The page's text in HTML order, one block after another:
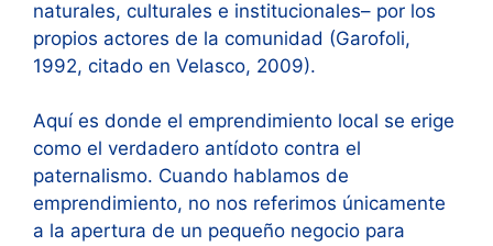
naturales, culturales e institucionales– por los
propios actores de la comunidad (Garofoli,
1992, citado en Velasco, 2009).
Aquí es donde el emprendimiento local se erige
como el verdadero antídoto contra el
paternalismo. Cuando hablamos de
emprendimiento, no nos referimos únicamente
a la apertura de un pequeño negocio para